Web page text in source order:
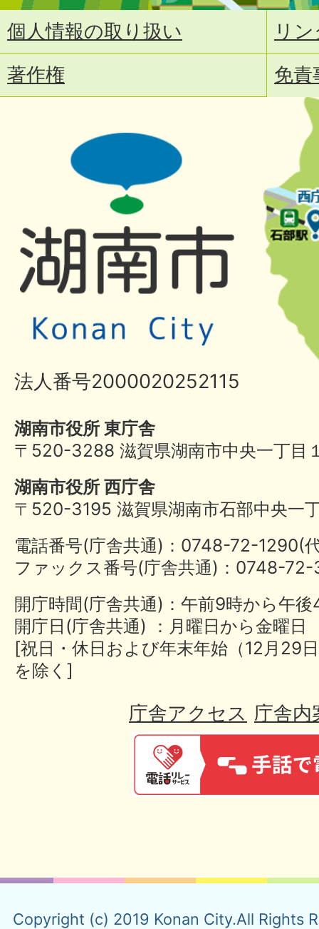
個人情報の取り扱い
リ
著作権
免責
法人番号2000020252115
湖南市役所 東庁舎
〒520-3288 滋賀県湖南市中央一丁目
湖南市役所 西庁舎
〒520-3195 滋賀県湖南市石部中央一
電話番号(庁舎共通)：0748-72-
ファックス番号(庁舎共通)：0748-
開庁時間(庁舎共通)：午前9時から午
開庁日(庁舎共通) ：月曜日から金曜日
[祝日・休日および年末年始（12月29
を除く]
庁舎アクセス 庁舎内
Copyright (c) 2019 Konan City.All Rights